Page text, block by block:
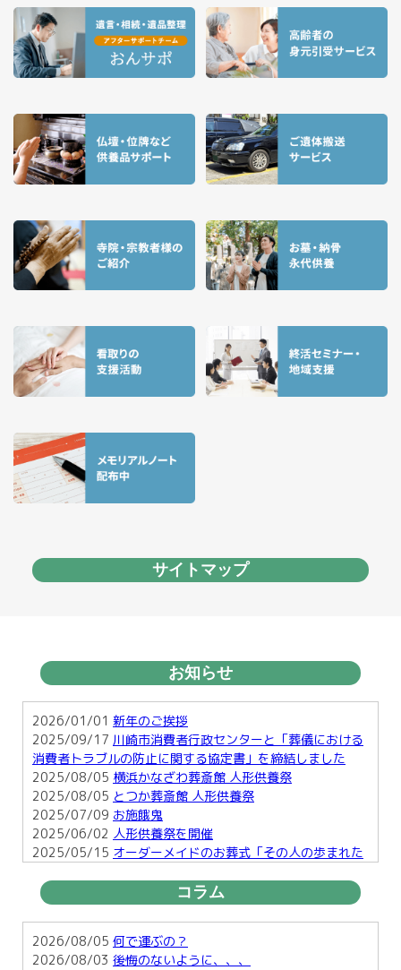
サイトマップ
お知らせ
2026/01/01 新年のご挨拶
2025/09/17 川崎市消費者行政センターと「葬儀における
消費者トラブルの防止に関する協定書」を締結しました
2025/08/05 横浜かなざわ葬斎館 人形供養祭
2025/08/05 とつか葬斎館 人形供養祭
2025/07/09 お施餓鬼
2025/06/02 人形供養祭を開催
2025/05/15 オーダーメイドのお葬式「その人の歩まれた
2025/03/25
2025/01/29 横須賀で行う明るい葬儀とは
2025/01/17 お正月のお楽しみ２
コラム
2026/08/05 何で運ぶの？
2026/08/03 後悔のないように、、、